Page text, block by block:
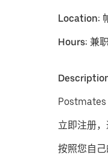
Location:
Hours: 兼
Postmates
立即注册
按照您自己